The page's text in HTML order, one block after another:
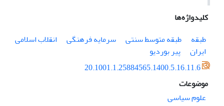
کلیدواژه‌ها
طبقه
طبقه متوسط سنتی سرمایه فرهنگی
انقلاب اسلامی
ایران
پیر بوردیو
20.1001.1.25884565.1400.5.16.11.6
موضوعات
علوم سیاسی